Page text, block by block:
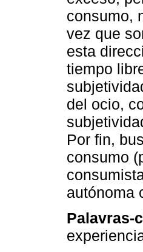
consumo,
vez que
esta
tiempo
del ocio,
Por fin,
consumo
autónoma
Palavras-